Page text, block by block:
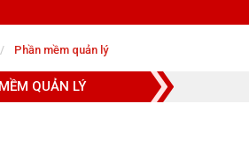
Phần mềm quản lý
QUẢN LÝ